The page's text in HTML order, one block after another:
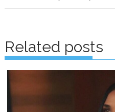
navigation
Related posts